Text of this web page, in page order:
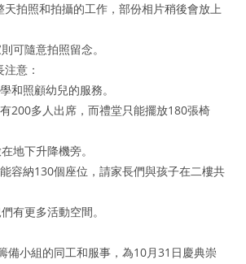
天拍照和拍攝的工作，部份相片稍後會放上
可隨意拍照留念。
意：
和照顧幼兒的服務。
200多人出席，而禮堂只能擺放180張椅
地下升降機旁。
容納130個座位，請家長們與孩子在二樓共
有更多活動空間。
備小組的同工和服事，為10月31日慶典崇